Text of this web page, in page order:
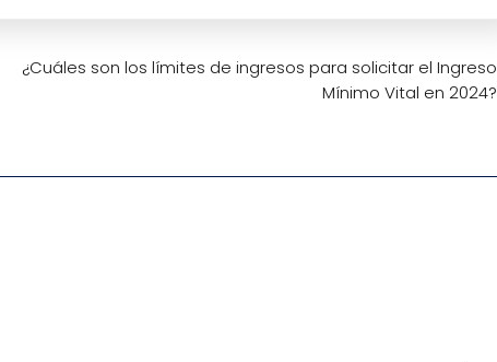
¿Cuáles son los límites de ingresos para solicitar el Ingreso
Mínimo Vital en 2024?